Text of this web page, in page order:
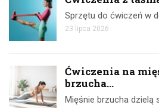
Sprzętu do ćwiczeń w
23 lipca 2026
Ćwiczenia na
brzucha...
Mięśnie brzucha dzielą